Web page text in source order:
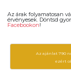
Az árak folyamatosan
érvényesek. Döntsd
Facebookon!
Az ajánlat 790
ezért